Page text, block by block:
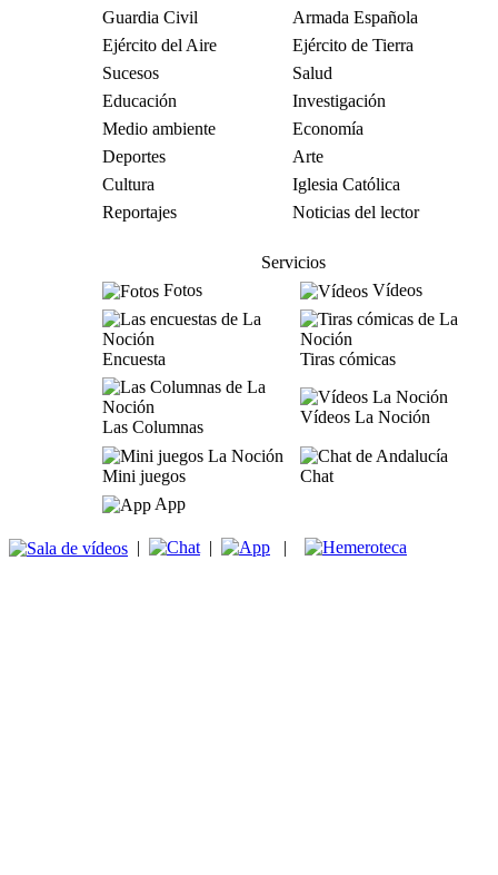
Guardia Civil
Armada Española
Ejército del Aire
Ejército de Tierra
Sucesos
Salud
Educación
Investigación
Medio ambiente
Economía
Deportes
Arte
Cultura
Iglesia Católica
Reportajes
Noticias del lector
Servicios
Fotos
Vídeos
Encuesta Tiras cómicas
Las Columnas
Vídeos La Noción
Mini juegos
Chat
App
| | |